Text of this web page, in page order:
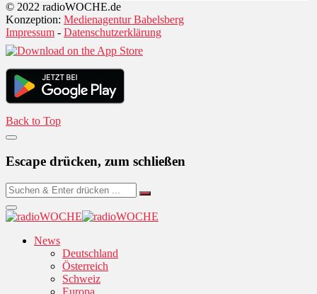
© 2022 radioWOCHE.de
Konzeption: Medienagentur Babelsberg
Impressum - Datenschutzerklärung
Back to Top
Escape drücken, zum schließen
News
Deutschland
Österreich
Schweiz
Europa